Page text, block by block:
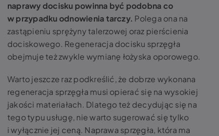
naprawy docisku powinna być podobna co
w przypadku odnowienia tarczy. Polega ona na
zastąpieniu sprężyny talerzowej oraz pierścienia
dociskowego. Regeneracja docisku sprzęgła
obejmuje też zwykle wymianę łożyska oporowego.
Warto jeszcze raz podkreślić, że dobrze wykonana
regeneracja sprzęgła musi opierać się na wysokiej
jakości materiałach. Dlatego też decydując się na
tego typu usługę, nie warto sugerować się tylko
i wyłącznie jej ceną. Naprawa sprzęgła, która ma